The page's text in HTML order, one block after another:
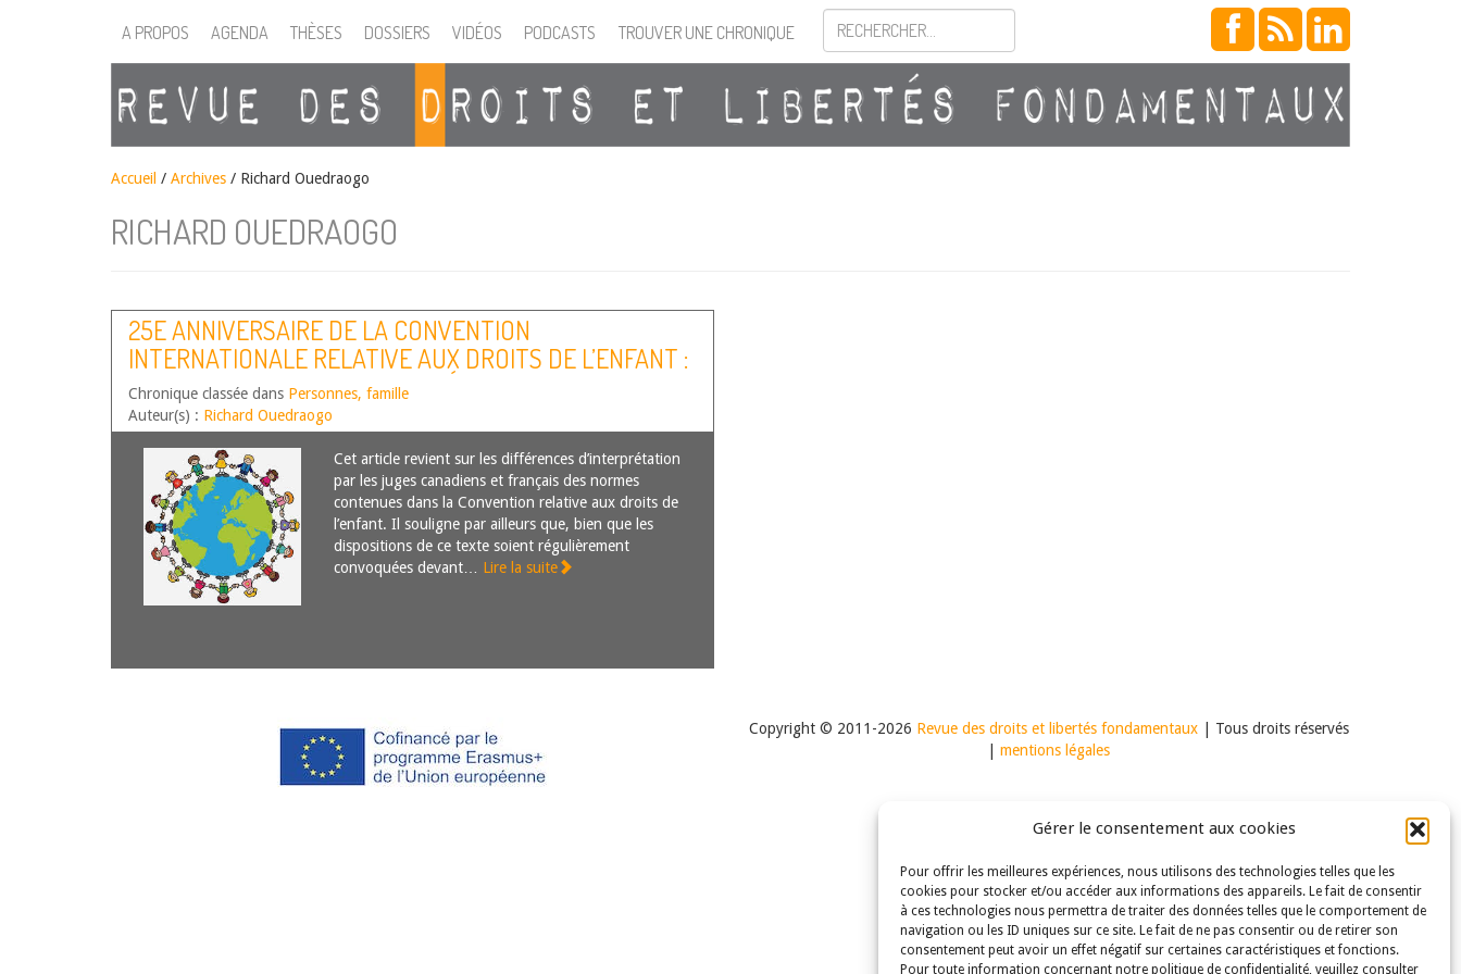
Gérer le consentement aux cookies
Pour offrir les meilleures expériences, nous utilisons des technologies telles que les
cookies pour stocker et/ou accéder aux informations des appareils. Le fait de consentir
à ces technologies nous permettra de traiter des données telles que le comportement de
navigation ou les ID uniques sur ce site. Le fait de ne pas consentir ou de retirer son
consentement peut avoir un effet négatif sur certaines caractéristiques et fonctions.
Pour toute information concernant notre politique de confidentialité, veuillez consulter
A PROPOS AGENDA THÈSES DOSSIERS VIDÉOS PODCASTS TROUVER UNE CHRONIQUE
Accueil / Archives / Richard Ouedraogo
RICHARD OUEDRAOGO
25E ANNIVERSAIRE DE LA CONVENTION
INTERNATIONALE RELATIVE AUX DROITS DE L’ENFANT :
RETOUR SUR LA JUSTICIABILITÉ EN DROITS FRANÇAIS
ET CANADIEN D’UN DES PLUS IMPORTANTS TEXTES
INTERNATIONAUX DE NOTRE ÉPOQUE
Chronique classée dans Personnes, famille
Auteur(s) : Richard Ouedraogo
Cet article revient sur les différences d’interprétation
par les juges canadiens et français des normes
contenues dans la Convention relative aux droits de
l’enfant. Il souligne par ailleurs que, bien que les
dispositions de ce texte soient régulièrement
convoquées devant… Lire la suite
Copyright © 2011-2026 Revue des droits et libertés fondamentaux| Tous droits réservés
mentions légales